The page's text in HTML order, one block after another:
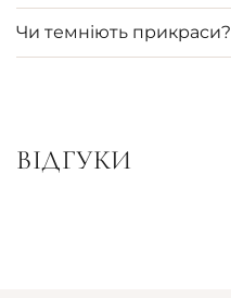
Чи темніють прикраси?
ВІДГУКИ